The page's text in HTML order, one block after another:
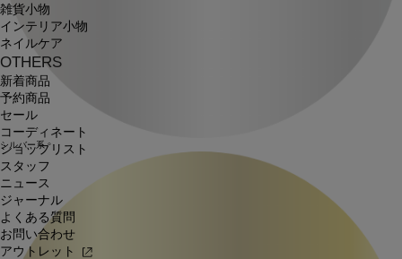
雑貨小物
インテリア小物
ネイルケア
OTHERS
新着商品
予約商品
セール
コーディネート
ショップリスト
スタッフ
ニュース
ジャーナル
よくある質問
お問い合わせ
アウトレット
シルバー系